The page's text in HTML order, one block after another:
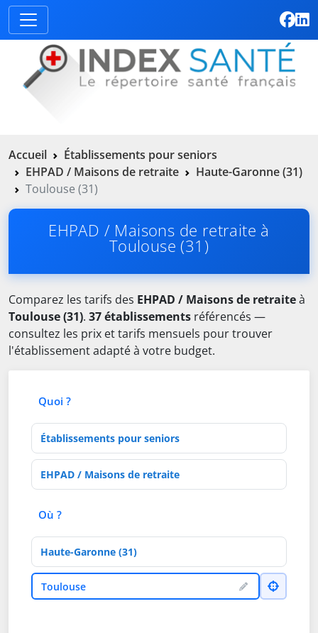
Accueil
Établissements pour seniors
EHPAD / Maisons de retraite
Haute-Garonne (31)
Toulouse (31)
EHPAD / Maisons de retraite à
Toulouse (31)
Comparez les tarifs des EHPAD / Maisons de retraiteà
Toulouse (31). 37 établissements référencés —
consultez les prix et tarifs mensuels pour trouver
l'établissement adapté à votre budget.
Quoi ?
Type d'établissement
Activités de soins
Où ?
Département
VilleToulouse